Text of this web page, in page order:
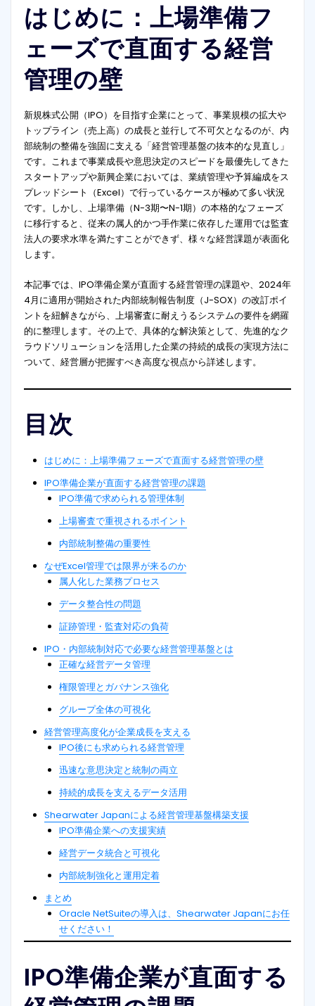
はじめに：上場準備フ
ェーズで直面する経営
管理の壁
新規株式公開（IPO）を目指す企業にとって、事業規模の拡大や
トップライン（売上高）の成長と並行して不可欠となるのが、内
部統制の整備を強固に支える「経営管理基盤の抜本的な見直し」
です。これまで事業成長や意思決定のスピードを最優先してきた
スタートアップや新興企業においては、業績管理や予算編成をス
プレッドシート（Excel）で行っているケースが極めて多い状況
です。しかし、上場準備（N-3期〜N-1期）の本格的なフェーズ
に移行すると、従来の属人的かつ手作業に依存した運用では監査
法人の要求水準を満たすことができず、様々な経営課題が表面化
します。
本記事では、IPO準備企業が直面する経営管理の課題や、2024年
4月に適用が開始された内部統制報告制度（J-SOX）の改訂ポイ
ントを紐解きながら、上場審査に耐えうるシステムの要件を網羅
的に整理します。その上で、具体的な解決策として、先進的なク
ラウドソリューションを活用した企業の持続的成長の実現方法に
ついて、経営層が把握すべき高度な視点から詳述します。
目次
はじめに：上場準備フェーズで直面する経営管理の壁
IPO準備企業が直面する経営管理の課題
IPO準備で求められる管理体制
上場審査で重視されるポイント
内部統制整備の重要性
なぜExcel管理では限界が来るのか
属人化した業務プロセス
データ整合性の問題
証跡管理・監査対応の負荷
IPO・内部統制対応で必要な経営管理基盤とは
正確な経営データ管理
権限管理とガバナンス強化
グループ全体の可視化
経営管理高度化が企業成長を支える
IPO後にも求められる経営管理
迅速な意思決定と統制の両立
持続的成長を支えるデータ活用
Shearwater Japanによる経営管理基盤構築支援
IPO準備企業への支援実績
経営データ統合と可視化
内部統制強化と運用定着
まとめ
Oracle NetSuiteの導入は、Shearwater Japanにお任
せください！
IPO準備企業が直面する